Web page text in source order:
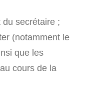
du secrétaire ;
(notamment le
que les
cours de la